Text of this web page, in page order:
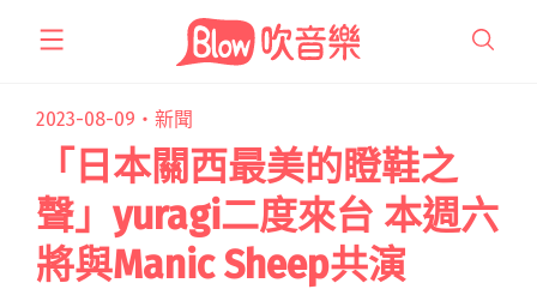
2023-08-09・ 新聞
「日本關西最美的瞪鞋之
聲」yuragi二度來台 本週六
將與Manic Sheep共演